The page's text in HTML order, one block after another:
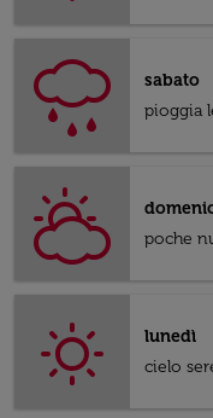
sabato
pioggia
poche
lunedì
cielo